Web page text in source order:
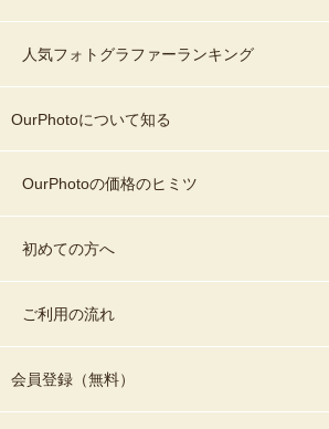
人気フォトグラファーランキング
OurPhotoについて知る
OurPhotoの価格のヒミツ
初めての方へ
ご利用の流れ
会員登録（無料）